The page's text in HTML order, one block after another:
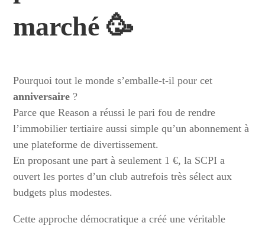
marché 🥳
Pourquoi tout le monde s’emballe-t-il pour cet
anniversaire ?
Parce que Reason a réussi le pari fou de rendre
l’immobilier tertiaire aussi simple qu’un abonnement à
une plateforme de divertissement.
En proposant une part à seulement 1 €, la SCPI a
ouvert les portes d’un club autrefois très sélect aux
budgets plus modestes.
Cette approche démocratique a créé une véritable